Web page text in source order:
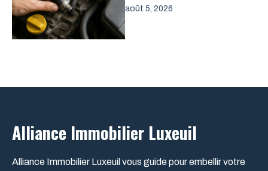
août 5, 2026
Alliance Immobilier Luxeuil
Alliance Immobilier Luxeuil vous guide pour embellir votre